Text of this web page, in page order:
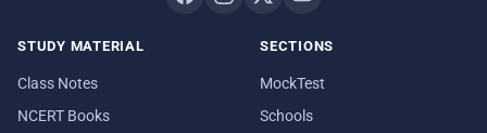
STUDY MATERIAL
Class Notes
NCERT Books
SECTIONS
MockTest
Schools